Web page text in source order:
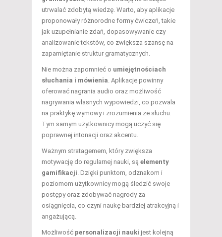
utrwalać zdobytą wiedzę. Warto, aby aplikacje
proponowały różnorodne formy ćwiczeń, takie
jak uzupełnianie zdań, dopasowywanie czy
analizowanie tekstów, co zwiększa szansę na
zapamiętanie struktur gramatycznych.
Nie można zapomnieć o umiejętnościach
słuchania i mówienia. Aplikacje powinny
oferować nagrania audio oraz możliwość
nagrywania własnych wypowiedzi, co pozwala
na praktykę wymowy i zrozumienia ze słuchu.
Tym samym użytkownicy mogą uczyć się
poprawnej intonacji oraz akcentu.
Ważnym stratagemem, który zwiększa
motywację do regularnej nauki, są elementy
gamifikacji. Dzięki punktom, odznakom i
poziomom użytkownicy mogą śledzić swoje
postępy oraz zdobywać nagrody za
osiągnięcia, co czyni naukę bardziej atrakcyjną i
angażującą.
Możliwość personalizacji nauki jest kolejną